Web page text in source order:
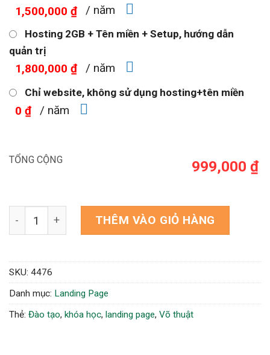
1,500,000 ₫ / năm
Hosting 2GB + Tên miền + Setup, hướng dẫn
quản trị
1,800,000 ₫ / năm
Chỉ website, không sử dụng hosting+tên miền
0 ₫ / năm
TỔNG CỘNG 999,000 ₫
Theme WordPress Landing page giới thiệu lớp học võ
THÊM VÀO GIỎ HÀNG
SKU: 4476
Danh mục: Landing Page
Thẻ: Đào tạo, khóa học, landing page, Võ thuật